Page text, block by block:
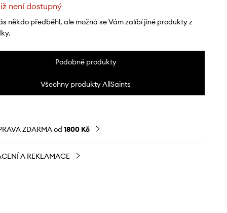
není dostupný
někdo předběhl, ale možná se Vám zalíbí jiné produkty z
Podobné produkty
Všechny produkty AllSaints
ZDARMA od 1800 Kč
A REKLAMACE